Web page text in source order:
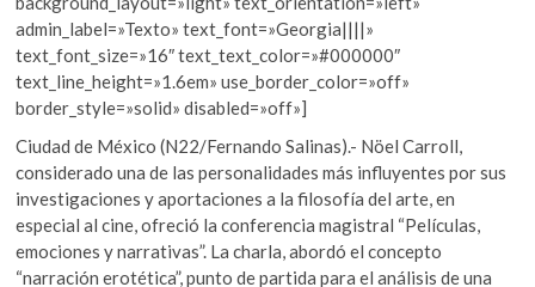
admin_label=»Texto» text_font=»Georgia||||»
text_font_size=»16″ text_text_color=»#000000″
text_line_height=»1.6em» use_border_color=»off»
border_style=»solid» disabled=»off»]
Ciudad de México (N22/Fernando Salinas).- Nöel Carroll,
considerado una de las personalidades más influyentes por sus
investigaciones y aportaciones a la filosofía del arte, en
especial al cine, ofreció la conferencia magistral “Películas,
emociones y narrativas”. La charla, abordó el concepto
“narración erotética”, punto de partida para el análisis de una